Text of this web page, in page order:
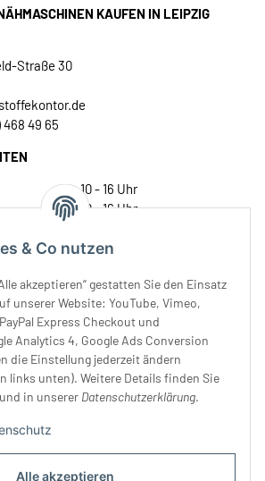
Alle akzeptieren
& Co nutzen
akzeptieren“ gestatten Sie den Einsatz
unserer Website: YouTube, Vimeo,
Express Checkout und
Analytics 4, Google Ads Conversion
die Einstellung jederzeit ändern
links unten). Weitere Details finden Sie
und in unserer Datenschutzerklärung.
KAUFEN IN LEIPZIG
Straße 30
468 49 65
10 - 16 Uhr
10 - 16 Uhr
10 - 18 Uhr
10 - 14 Uhr